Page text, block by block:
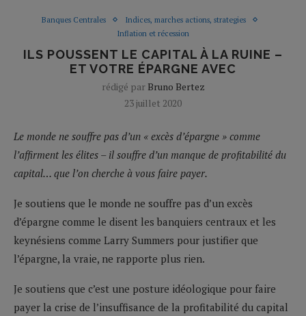
Banques Centrales
Indices, marches actions, strategies
Inflation et récession
ILS POUSSENT LE CAPITAL À LA RUINE –
ET VOTRE ÉPARGNE AVEC
rédigé par Bruno Bertez
23 juillet 2020
Le monde ne souffre pas d’un « excès d’épargne » comme
l’affirment les élites – il souffre d’un manque de profitabilité du
capital… que l’on cherche à vous faire payer.
Je soutiens que le monde ne souffre pas d’un excès
d’épargne comme le disent les banquiers centraux et les
keynésiens comme Larry Summers pour justifier que
l’épargne, la vraie, ne rapporte plus rien.
Je soutiens que c’est une posture idéologique pour faire
payer la crise de l’insuffisance de la profitabilité du capital